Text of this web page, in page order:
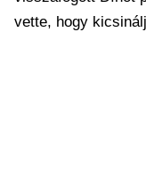
vette, hogy